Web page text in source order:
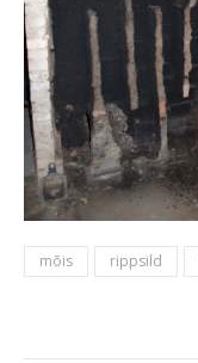
mõis rippsild